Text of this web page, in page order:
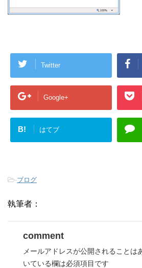
Twitter
Google+
B! はてブ
-ブログ
執筆者：
comment
メールアドレスが公開されることは
いている欄は必須項目です